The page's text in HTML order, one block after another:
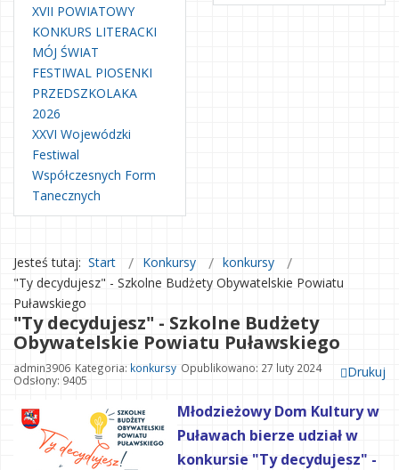
XVII POWIATOWY
KONKURS LITERACKI
MÓJ ŚWIAT
FESTIWAL PIOSENKI
PRZEDSZKOLAKA
2026
XXVI Wojewódzki
Festiwal
Współczesnych Form
Tanecznych
Jesteś tutaj: Start Konkursy
konkursy
"Ty decydujesz" - Szkolne Budżety Obywatelskie Powiatu
Puławskiego
"Ty decydujesz" - Szkolne Budżety
Obywatelskie Powiatu Puławskiego
Drukuj
admin3906 Kategoria: konkursy Opublikowano: 27 luty 2024
Odsłony: 9405
Młodzieżowy Dom Kultury w
Puławach bierze udział w
konkursie "Ty decydujesz" -